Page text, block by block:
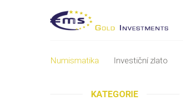
Numismatika Investiční zlato
KATEGORIE